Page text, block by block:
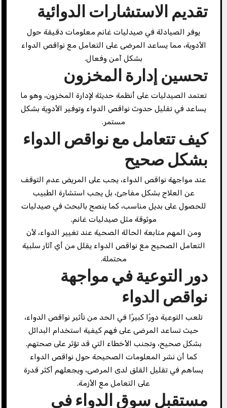
تقديم الاستشارات الدوائية
يوفر الصيادلة في صيدليات غانم معلومات دقيقة حول
الأدوية، مما يساعد المرضى على التعامل مع نواقص الدواء
بشكل آمن وفعال.
تحسين إدارة المخزون
تعتمد الصيدليات على أنظمة حديثة لإدارة المخزون، وهو ما
يساعد في تقليل حدوث نواقص الدواء وتوفير الأدوية بشكل
مستمر.
كيف تتعامل مع نواقص الدواء
بشكل صحيح
عند مواجهة نواقص الدواء، يجب على المريض عدم التوقف
عن العلاج بشكل مفاجئ، بل يجب استشارة الطبيب
للحصول على بديل مناسب، كما ينصح بالبحث في صيدليات
موثوقة مثل صيدليات غانم.
ومن المهم متابعة الحالة الصحية عند تغيير الدواء، لأن
التعامل الصحيح مع نواقص الدواء يقلل من أي آثار سلبية
محتملة.
دور التوعية في مواجهة
نواقص الدواء
تلعب التوعية دورًا كبيرًا في الحد من تأثير نواقص الدواء،
حيث تساعد المرضى على فهم كيفية استخدام البدائل
بشكل صحيح، وتجنب الأخطاء التي قد تؤثر على صحتهم.
كما أن نشر المعلومات الصحيحة حول نواقص الدواء
يساهم في تقليل القلق لدى المرضى، ويجعلهم أكثر قدرة
على التعامل مع الأزمة.
مستقبل سوق الدواء في